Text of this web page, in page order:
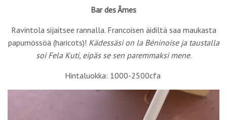
Bar des Âmes
Ravintola sijaitsee rannalla. Francoisen äidiltä saa maukasta
papumössöä (haricots)! Kädessäsi on la Béninoise ja taustalla
soi Fela Kuti, eipäs se sen paremmaksi mene.
Hintaluokka: 1000-2500cfa